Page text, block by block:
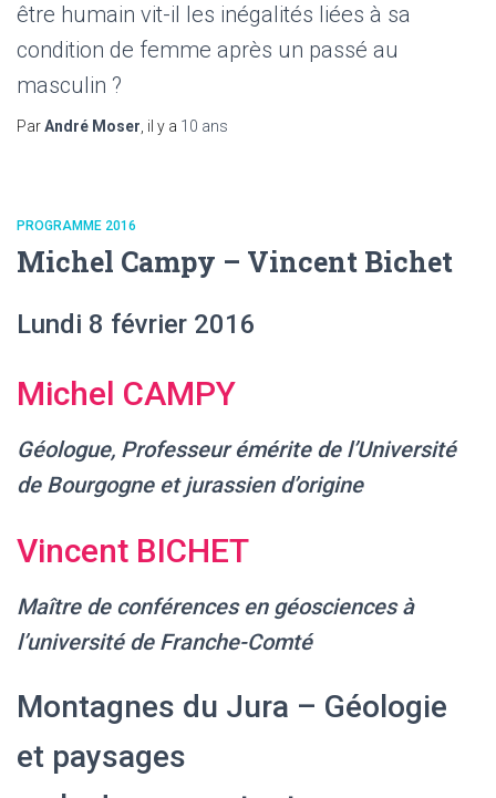
être humain vit-il les inégalités liées à sa
condition de femme après un passé au
masculin ?
ParAndré Moser , il y a 10 ans
PROGRAMME 2016
Michel Campy – Vincent Bichet
Lundi 8 février 2016
Michel CAMPY
Géologue, Professeur émérite de l’Université
de Bourgogne et jurassien d’origine
Vincent BICHET
Maître de conférences en géosciences à
l’université de Franche-Comté
Montagnes du Jura – Géologie
et paysages